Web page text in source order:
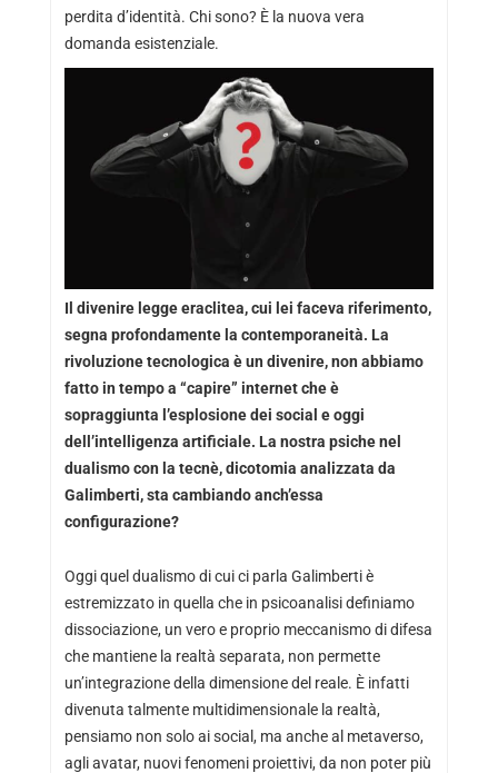
perdita d’identità. Chi sono? È la nuova vera
domanda esistenziale.
Il divenire legge eraclitea, cui lei faceva riferimento,
segna profondamente la contemporaneità. La
rivoluzione tecnologica è un divenire, non abbiamo
fatto in tempo a “capire” internet che è
sopraggiunta l’esplosione dei social e oggi
dell’intelligenza artificiale. La nostra psiche nel
dualismo con la tecnè, dicotomia analizzata da
Galimberti, sta cambiando anch’essa
configurazione?
Oggi quel dualismo di cui ci parla Galimberti è
estremizzato in quella che in psicoanalisi definiamo
dissociazione, un vero e proprio meccanismo di difesa
che mantiene la realtà separata, non permette
un’integrazione della dimensione del reale. È infatti
divenuta talmente multidimensionale la realtà,
pensiamo non solo ai social, ma anche al metaverso,
agli avatar, nuovi fenomeni proiettivi, da non poter più